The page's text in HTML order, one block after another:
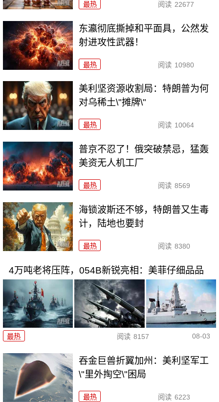
最热 阅读 22677
东瀛彻底撕掉和平面具，公然发
射进攻性武器！
最热 阅读 10980
美利坚资源收割局：特朗普为何
对乌稀土\"摊牌\"
最热 阅读 10064
普京不忍了！俄突破禁忌，猛轰
美资无人机工厂
最热 阅读 8569
海锁波斯还不够，特朗普又生毒
计，陆地也要封
最热 阅读 8380
4万吨老将压阵，054B新锐亮相：美菲仔细品品
最热 阅读 8157 08-03
吞金巨兽折翼加州：美利坚军工
\"里外掏空\"困局
最热 阅读 6223